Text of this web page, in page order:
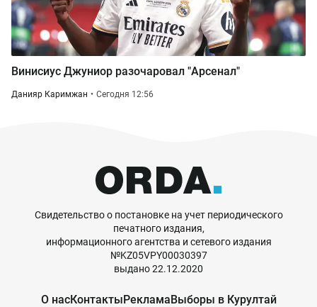
Винисиус Джуниор разочаровал "Арсенал"
Данияр Каримжан Сегодня 12:56
Свидетельство о постановке на учет периодического
печатного издания,
информационного агентства и сетевого издания
№KZ05VPY00030397
выдано 22.12.2020
О насКонтактыРекламаВыборы в Курултай